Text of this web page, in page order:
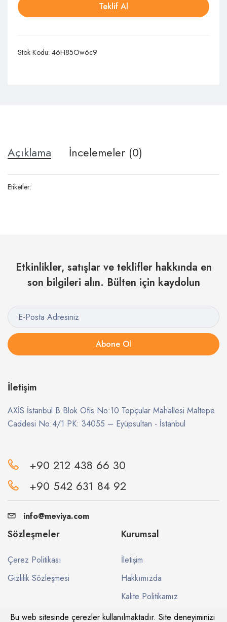
Teklif Al
Stok Kodu: 46H85Ow6c9
Açıklama İncelemeler (0)
Etiketler:
Etkinlikler, satışlar ve teklifler hakkında en
son bilgileri alın. Bülten için kaydolun
Abone Ol
İletişim
AXİS İstanbul B Blok Ofis No:10 Topçular Mahallesi Maltepe
Caddesi No:4/1 PK: 34055 – Eyüpsultan - İstanbul
+90 212 438 66 30
+90 542 631 84 92
info@meviya.com
Sözleşmeler
Çerez Politikası
Gizlilik Sözleşmesi
Kurumsal
İletişim
Hakkımızda
Kalite Politikamız
Bu web sitesinde çerezler kullanılmaktadır. Site deneyiminizi